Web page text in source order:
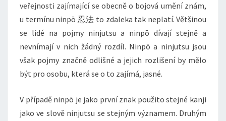
veřejnosti zajímající se obecně o bojová umění znám,
u termínu ninpō 忍法 to zdaleka tak neplatí. Většinou
se lidé na pojmy ninjutsu a ninpō dívají stejně a
nevnímají v nich žádný rozdíl. Ninpō a ninjutsu jsou
však pojmy značně odlišné a jejich rozlišení by mělo
být pro osobu, která se o to zajímá, jasné.
V případě ninpō je jako první znak použito stejné kanji
jako ve slově ninjutsu se stejným významem. Druhým